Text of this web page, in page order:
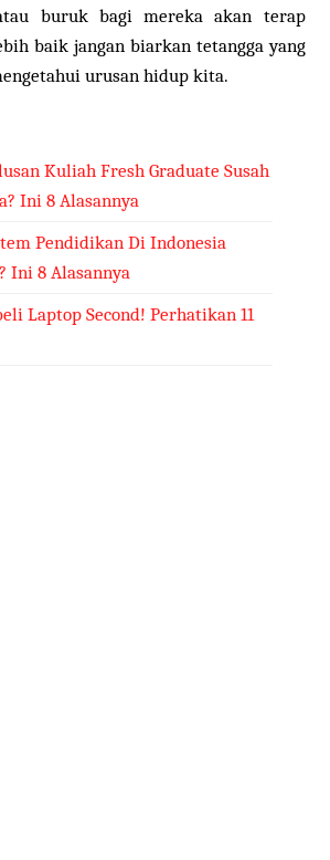
buruk bagi mereka akan terap
baik jangan biarkan tetangga yang
urusan hidup kita.
Kuliah Fresh Graduate Susah
Ini 8 Alasannya
Pendidikan Di Indonesia
Ini 8 Alasannya
Laptop Second! Perhatikan 11